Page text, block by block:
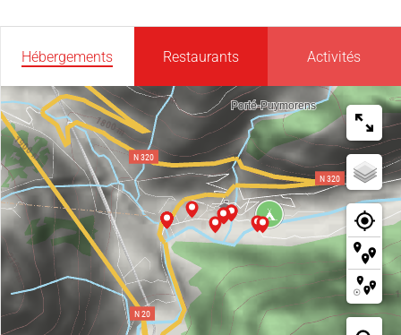
Hébergements Restaurants Activités